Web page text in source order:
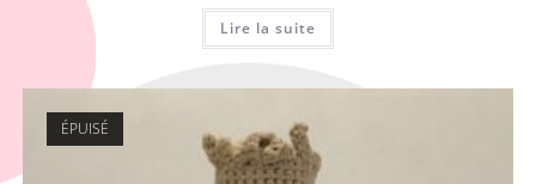
Lire la suite
ÉPUISÉ